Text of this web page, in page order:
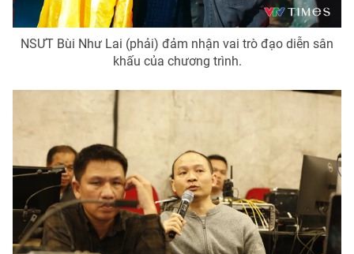
NSƯT Bùi Như Lai (phải) đảm nhận vai trò đạo diễn sân
khấu của chương trình.